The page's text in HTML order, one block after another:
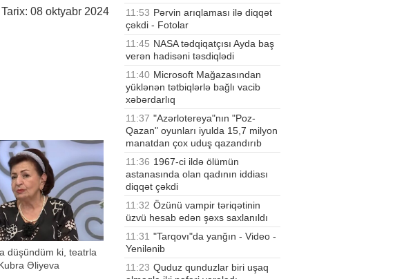
08 oktyabr 2024
düşündüm ki, teatrla
Əliyeva
11:53 Pərvin arıqlaması ilə diqqət
çəkdi - Fotolar
11:45 NASA tədqiqatçısı Ayda baş
verən hadisəni təsdiqlədi
11:40 Microsoft Mağazasından
yüklənən tətbiqlərlə bağlı vacib
xəbərdarlıq
11:37 "Azərlotereya"nın "Poz-
Qazan" oyunları iyulda 15,7 milyon
manatdan çox uduş qazandırıb
11:36 1967-ci ildə ölümün
astanasında olan qadının iddiası
diqqət çəkdi
11:32 Özünü vampir təriqətinin
üzvü hesab edən şəxs saxlanıldı
11:31 "Tarqovı"da yanğın - Video -
Yenilənib
11:23 Quduz qunduzlar biri uşaq